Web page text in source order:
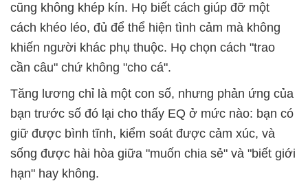
cũng không khép kín. Họ biết cách giúp đỡ một
cách khéo léo, đủ để thể hiện tình cảm mà không
khiến người khác phụ thuộc. Họ chọn cách "trao
cần câu" chứ không "cho cá".
Tăng lương chỉ là một con số, nhưng phản ứng của
bạn trước số đó lại cho thấy EQ ở mức nào: bạn có
giữ được bình tĩnh, kiểm soát được cảm xúc, và
sống được hài hòa giữa "muốn chia sẻ" và "biết giới
hạn" hay không.